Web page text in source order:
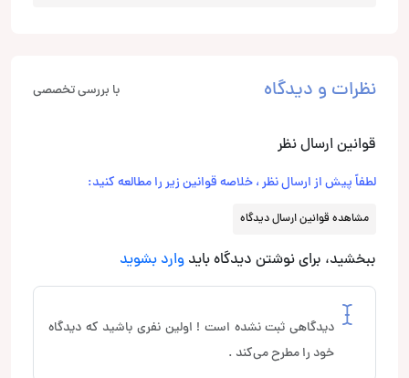
نظرات و دیدگاه با بررسی تخصصی
قوانین ارسال نظر
لطفاً پیش از ارسال نظر ، خلاصه قوانین زیر را مطالعه کنید:
مشاهده قوانین ارسال دیدگاه
ببخشید، برای نوشتن دیدگاه باید وارد بشوید
دیدگاهی ثبت نشده است ! اولین نفری باشید که دیدگاه
خود را مطرح می‌کند .